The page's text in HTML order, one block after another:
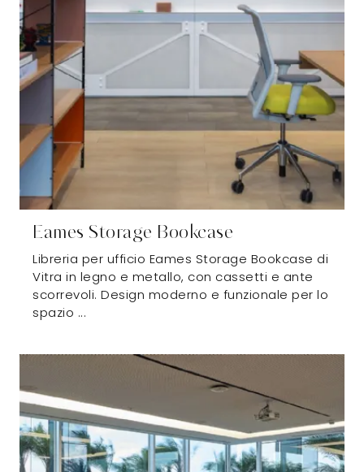
Eames Storage Bookcase
Libreria per ufficio Eames Storage Bookcase di
Vitra in legno e metallo, con cassetti e ante
scorrevoli. Design moderno e funzionale per lo
spazio ...